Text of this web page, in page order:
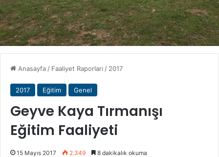
Anasayfa / Faaliyet Raporları / 2017
2017 Eğitim Genel
Geyve Kaya Tırmanışı
Eğitim Faaliyeti
15 Mayıs 2017 2.349 8 dakikalık okuma